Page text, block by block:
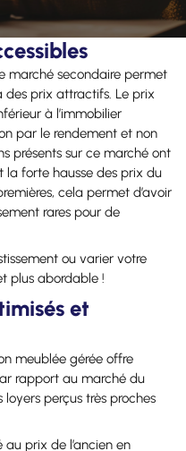
marché secondaire permet
des prix attractifs. Le prix
à l’immobilier
par le rendement et non
présents sur ce marché ont
forte hausse des prix du
cela permet d’avoir
rares pour de
ou varier votre
plus abordable !
et
meublée gérée offre
rapport au marché du
perçus très proches
prix de l’ancien en